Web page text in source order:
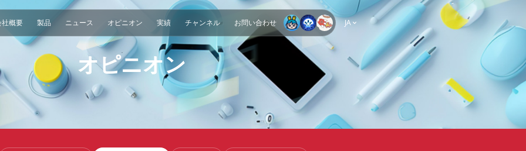
社概要 製品 ニュース オピニオン 実績 チャンネル お問い合わせ JA
オピニオン